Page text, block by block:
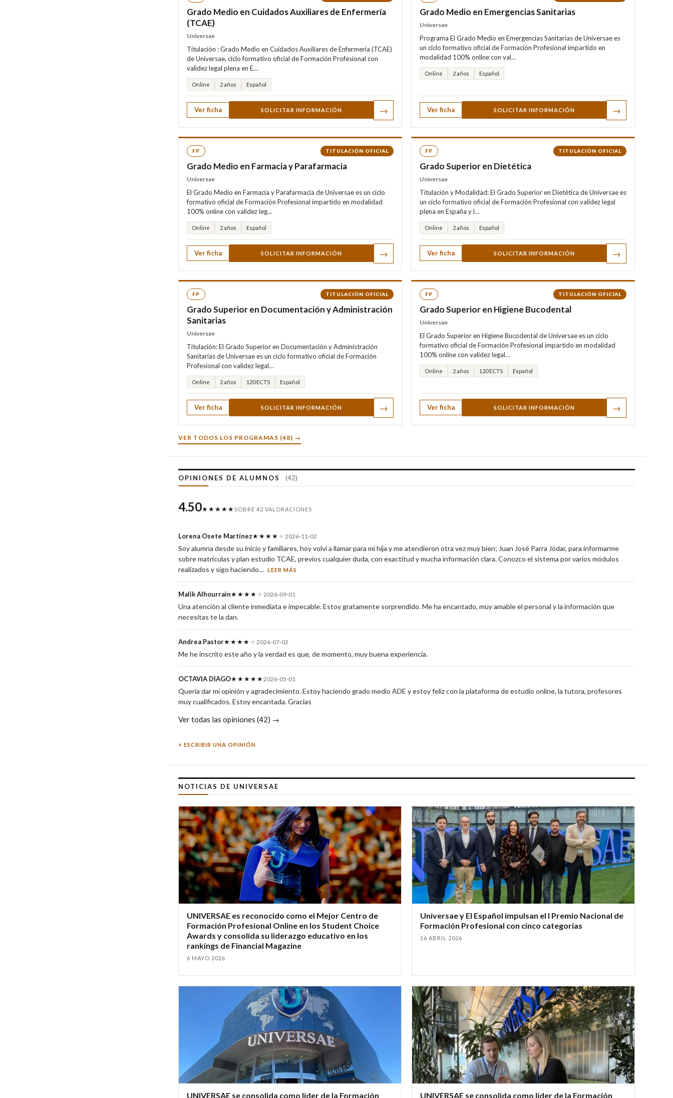
Grado Medio en Cuidados Auxiliares de Enfermería
(TCAE)
Universae
Titulación : Grado Medio en Cuidados Auxiliares de Enfermería (TCAE)
de Universae, ciclo formativo oficial de Formación Profesional con
validez legal plena en E…
Online 2 años Español
Ver ficha SOLICITAR INFORMACIÓN →
Grado Medio en Emergencias Sanitarias
Universae
Programa El Grado Medio en Emergencias Sanitarias de Universae es
un ciclo formativo oficial de Formación Profesional impartido en
modalidad 100% online con val…
Online 2 años Español
Ver ficha SOLICITAR INFORMACIÓN →
FP TITULACIÓN OFICIAL
Grado Medio en Farmacia y Parafarmacia
Universae
El Grado Medio en Farmacia y Parafarmacia de Universae es un ciclo
formativo oficial de Formación Profesional impartido en modalidad
100% online con validez leg…
Online 2 años Español
Ver ficha SOLICITAR INFORMACIÓN →
FP TITULACIÓN OFICIAL
Grado Superior en Dietética
Universae
Titulación y Modalidad: El Grado Superior en Dietética de Universae es
un ciclo formativo oficial de Formación Profesional con validez legal
plena en España y l…
Online 2 años Español
Ver ficha SOLICITAR INFORMACIÓN →
FP TITULACIÓN OFICIAL
Grado Superior en Documentación y Administración
Sanitarias
Universae
Titulación: El Grado Superior en Documentación y Administración
Sanitarias de Universae es un ciclo formativo oficial de Formación
Profesional con validez legal…
Online 2 años 120 ECTS Español
Ver ficha SOLICITAR INFORMACIÓN →
FP TITULACIÓN OFICIAL
Grado Superior en Higiene Bucodental
Universae
El Grado Superior en Higiene Bucodental de Universae es un ciclo
formativo oficial de Formación Profesional impartido en modalidad
100% online con validez legal…
Online 2 años 120 ECTS Español
Ver ficha SOLICITAR INFORMACIÓN →
VER TODOS LOS PROGRAMAS (48) →
OPINIONES DE ALUMNOS (42)
4.50★★★★★ SOBRE 42 VALORACIONES
Lorena Osete Martínez★★★★ ★ 2026-11-02
Soy alumna desde su inicio y familiares, hoy volví a llamar para mi hija y me atendieron otra vez muy bien; Juan José Parra Jódar, para informarme
sobre matrículas y plan estudio TCAE, previos cualquier duda, con exactitud y mucha información clara. Conozco el sistema por varios módulos
realizados y sigo haciendo… LEER MÁS
Malik Alhourrain★★★★ ★ 2026-09-01
Una atención al cliente inmediata e impecable. Estoy gratamente sorprendido. Me ha encantado, muy amable el personal y la información que
necesitas te la dan.
Andrea Pastor★★★★ ★ 2026-07-02
Me he inscrito este año y la verdad es que, de momento, muy buena experiencia.
OCTAVIA DIAGO★★★★★2026-05-01
Quería dar mi opinión y agradecimiento. Estoy haciendo grado medio ADE y estoy feliz con la plataforma de estudio online, la tutora, profesores
muy cualificados. Estoy encantada. Gracias
Ver todas las opiniones (42) →
ESCRIBIR UNA OPINIÓN
NOTICIAS DE UNIVERSAE
UNIVERSAE es reconocido como el Mejor Centro de
Formación Profesional Online en los Student Choice
Awards y consolida su liderazgo educativo en los
rankings de Financial Magazine
6 MAYO 2026
Universae y El Español impulsan el I Premio Nacional de
Formación Profesional con cinco categorías
16 ABRIL 2026
UNIVERSAE se consolida como líder de la Formación UNIVERSAE se consolida como líder de la Formación